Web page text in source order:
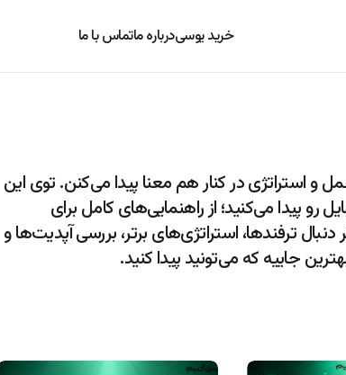
خرید یوسیدرباره ماتماس با ما
و استراتژی در کنار هم معنا پیدا می‌کنن. توی این
پیدا می‌کنید؛ از راهنمایی‌های کامل برای
ترفندها، استراتژی‌های برتر، بررسی آپدیت‌ها و
جاییه که می‌تونید پیدا کنید.